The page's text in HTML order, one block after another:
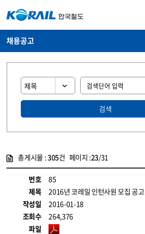
채용공고
검색
총게시물 :305건 페이지 :23/31
번호
85
제목
2016년 코레일 인턴사원 모집 공고
작성일
2016-01-18
조회수
264,376
파일